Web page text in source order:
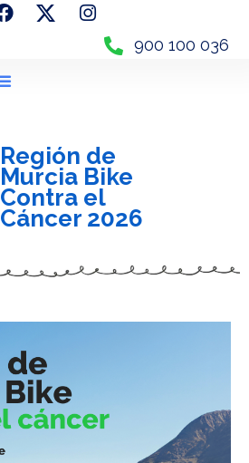
900 100 036
Región de
Murcia Bike
Contra el
Cáncer 2026